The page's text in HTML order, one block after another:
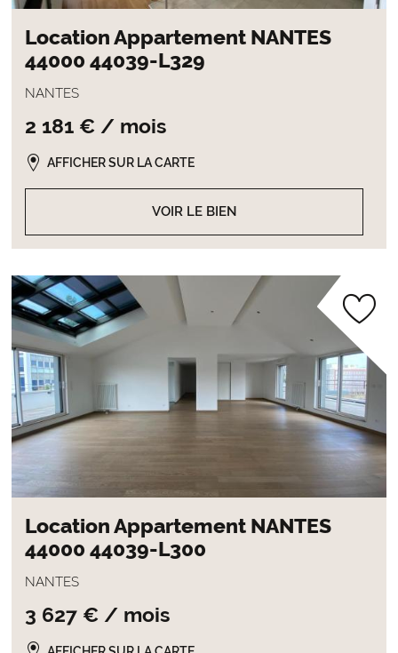
Location Appartement NANTES
44000 44039-L329
NANTES
2 181 € / mois
VOIR LE BIEN
AFFICHER SUR LA CARTE
Location Appartement NANTES
44000 44039-L300
NANTES
3 627 € / mois